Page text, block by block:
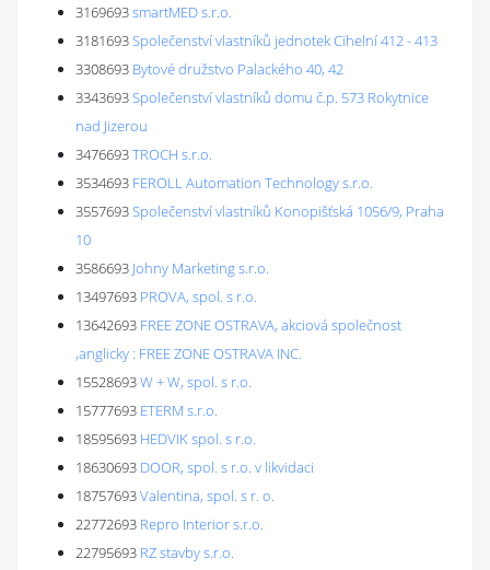
3169693smartMED s.r.o.
3181693Společenství vlastníků jednotek Cihelní 412 - 413
3308693 Bytové družstvo Palackého 40, 42
3343693Společenství vlastníků domu č.p. 573 Rokytnice
nad Jizerou
3476693TROCH s.r.o.
3534693 FEROLL Automation Technology s.r.o.
3557693Společenství vlastníků Konopišťská 1056/9, Praha
10
3586693 Johny Marketing s.r.o.
13497693 PROVA, spol. s r.o.
13642693 FREE ZONE OSTRAVA, akciová společnost
,anglicky : FREE ZONE OSTRAVA INC.
15528693W + W, spol. s r.o.
15777693 ETERM s.r.o.
18595693 HEDVIK spol. s r.o.
18630693 DOOR, spol. s r.o. v likvidaci
18757693Valentina, spol. s r. o.
22772693 Repro Interior s.r.o.
22795693 RZ stavby s.r.o.